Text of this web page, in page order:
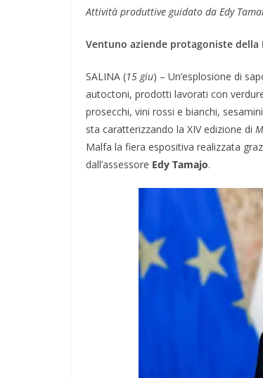
Attività produttive guidato da Edy
Ventuno aziende protagoniste della
SALINA (15 giu) – Un’esplosione di
autoctoni, prodotti lavorati con
prosecchi, vini rossi e bianchi,
sta caratterizzando la XIV edizione di
Malfa la fiera espositiva realizzata
dall’assessore Edy Tamajo.